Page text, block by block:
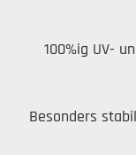
100%ig UV-
Besonders